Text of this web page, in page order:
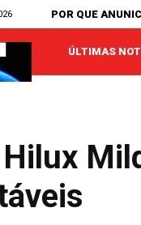
POR QUE
ÚLTIMAS